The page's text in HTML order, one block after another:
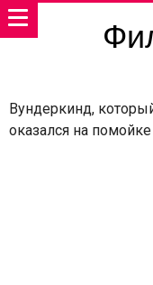
Вундеркинд,
оказался на